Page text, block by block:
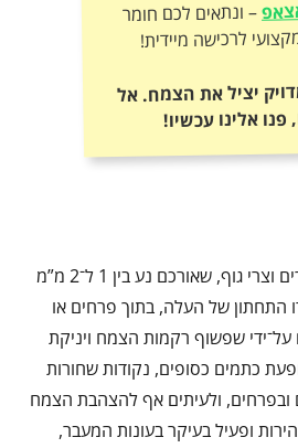
– ונתאים לכם חומר
לרכישה מיידית!
יציל את הצמח. אל
פנו אלינו עכשיו!
הם חרקים זעירים וצרי גוף, שאורכם נע בין 1 ל־2 מ”מ
התחתון של העלה, בתוך פרחים או
על־ידי שפשוף רקמות הצמח ויניקת
כתמים כסופים, נקודות שחורות
ובפרחים, ולעיתים אף להצהבת הצמח
ופעיל בעיקר בעונות המעבר,